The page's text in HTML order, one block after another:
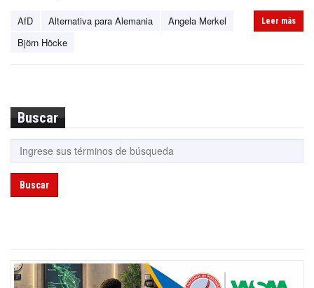
AfD Alternativa para Alemania
Angela Merkel
Björn Höcke
Leer más
Buscar
Buscar